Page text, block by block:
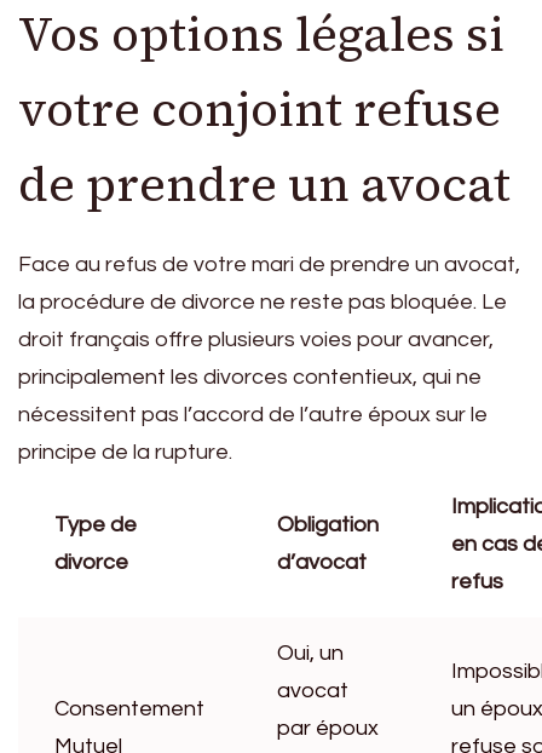
Vos options légales si
votre conjoint refuse
de prendre un avocat
Face au refus de votre mari de prendre un avocat,
la procédure de divorce ne reste pas bloquée. Le
droit français offre plusieurs voies pour avancer,
principalement les divorces contentieux, qui ne
nécessitent pas l’accord de l’autre époux sur le
principe de la rupture.
Type de
divorce
Obligation
d’avocat
en cas
refus
Consentement
Mutuel
Oui, un
avocat
par époux
un époux
refuse